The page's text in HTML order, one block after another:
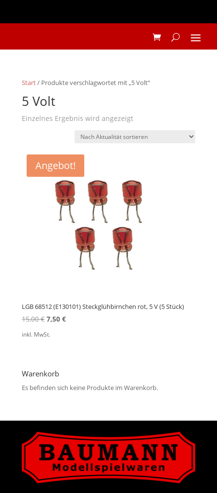
Start/ Produkte verschlagwortet mit „5 Volt“
5 Volt
Einzelnes Ergebnis wird angezeigt
Angebot!
LGB 68512 (E130101) Steckglühbirnchen rot, 5 V (5 Stück)
15,00€ Ursprünglicher
7,50 €Aktueller
inkl. MwSt.
Warenkorb
Es befinden sich keine Produkte im Warenkorb.